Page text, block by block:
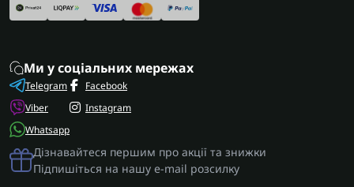
Ми у соціальних мережах
Telegram
Viber
Whatsapp
Facebook
Instagram
Дізнавайтеся першим про акції та знижки
Підпишіться на нашу e-mail розсилку